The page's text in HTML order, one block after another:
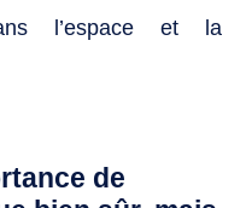
l’espace et la
de